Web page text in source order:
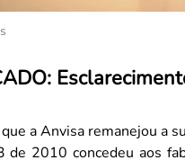
a Anvisa remanejou a
de 2010 concedeu aos